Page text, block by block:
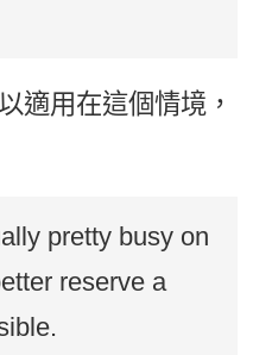
適用在這個情境，
pretty busy on
reserve a